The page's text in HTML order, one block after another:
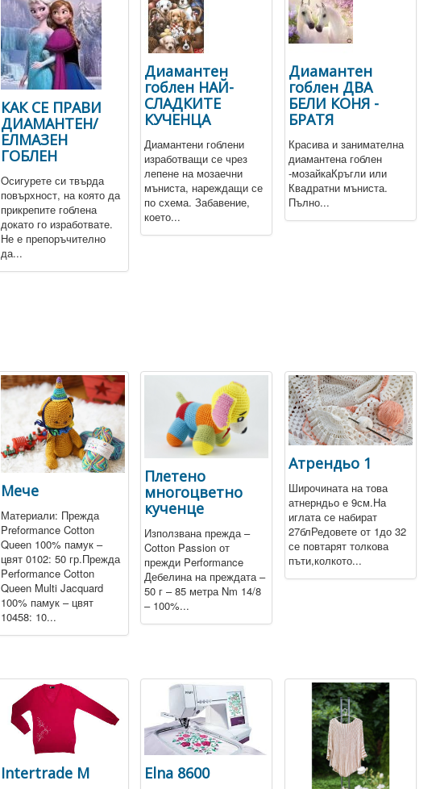
КАК СЕ ПРАВИ
ДИАМАНТЕН/
ЕЛМАЗЕН
ГОБЛЕН
Oсигурете си твърда
повърхност, на която да
прикрепите гоблена
докато го изработвате.
Не е препоръчително
да...
Диамантен
гоблен НАЙ-
СЛАДКИТЕ
КУЧЕНЦА
Диамантени гоблени
изработващи се чрез
лепене на мозаечни
мъниста, нареждащи се
по схема. Забавение,
което...
Диамантен
гоблен ДВА
БЕЛИ КОНЯ -
БРАТЯ
Красива и занимателна
диамантена гоблен
-мозайкаКръгли или
Квадратни мъниста.
Пълно...
Мече
Материали: Прежда
Preformance Cotton
Queen 100% памук –
цвят 0102: 50 гр.Прежда
Performance Cotton
Queen Multi Jacquard
100% памук – цвят
10458: 10...
Плетено
многоцветно
кученце
Използвана прежда –
Cotton Passion от
прежди Performance
Дебелина на преждата –
50 г – 85 метра Nm 14/8
– 100%...
Атрендьо 1
Широчината на това
атнерндьо е 9см.На
иглата се набират
27блРедовете от 1до 32
се повтарят толкова
пъти,колкото...
Intertrade М Elna 8600